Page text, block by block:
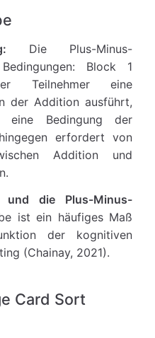
Die Plus-Minus-
Block 1
Teilnehmer eine
der Addition ausführt,
Bedingung der
erfordert von
Addition und
und die Plus-Minus-
ist ein häufiges Maß
der kognitiven
(Chainay, 2021).
Card Sort